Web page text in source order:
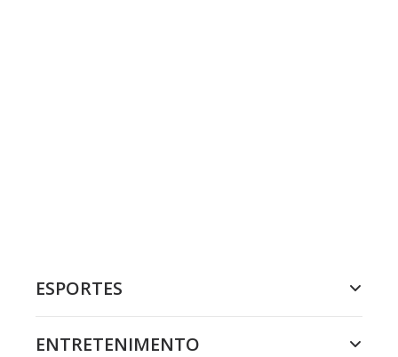
ESPORTES
ENTRETENIMENTO